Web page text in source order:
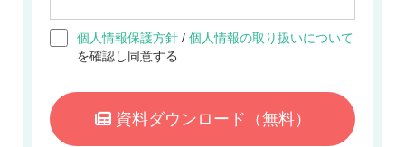
個人情報保護方針 / 個人情報の取り扱いについて
を確認し同意する
資料ダウンロード （無料）